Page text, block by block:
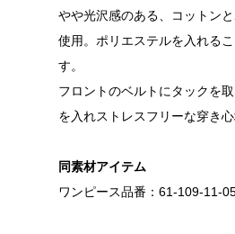
やや光沢感のある、コットン
使用。ポリエステルを入れる
す。
フロントのベルトにタックを
を入れストレスフリーな穿き心
同素材アイテム
ワンピース品番：61-109-11-